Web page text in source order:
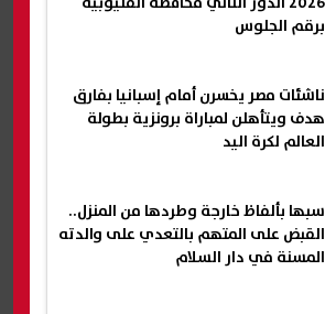
برقم الجلوس
ناشئات مصر يخسرن أمام إسبانيا بفارق
هدف ويتأهلن لمباراة برونزية بطولة
العالم لكرة اليد
سبها بألفاظ خارجة وطردها من المنزل..
القبض على المتهم بالتعدي على والدته
المسنة في دار السلام